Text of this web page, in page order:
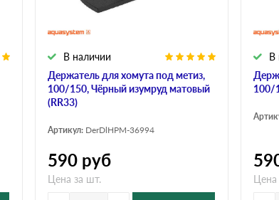
Держатель для хомута под метиз,
100/150, Чёрный изумруд матовый
(RR33)
В наличии
Артикул: DerDlHPM-36994
590 руб
Цена за шт.
100/
В
Цена